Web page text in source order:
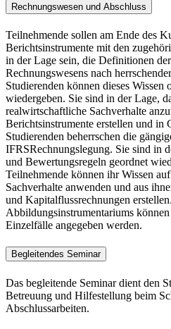
Rechnungswesen und Abschluss
Teilnehmende sollen am Ende des
Berichtsinstrumente mit den
in der Lage sein, die Definitionen
Rechnungswesens nach
Studierenden können dieses Wissen
wiedergeben. Sie sind in der Lage,
realwirtschaftliche Sachverhalte
Berichtsinstrumente erstellen und in
Studierenden beherrschen die
IFRSRechnungslegung. Sie sind in
und Bewertungsregeln geordnet
Teilnehmende können ihr Wissen
Sachverhalte anwenden und aus
und Kapitalflussrechnungen
Abbildungsinstrumentariums
Einzelfälle angegeben werden.
Begleitendes Seminar
Das begleitende Seminar dient den
Betreuung und Hilfestellung beim
Abschlussarbeiten.